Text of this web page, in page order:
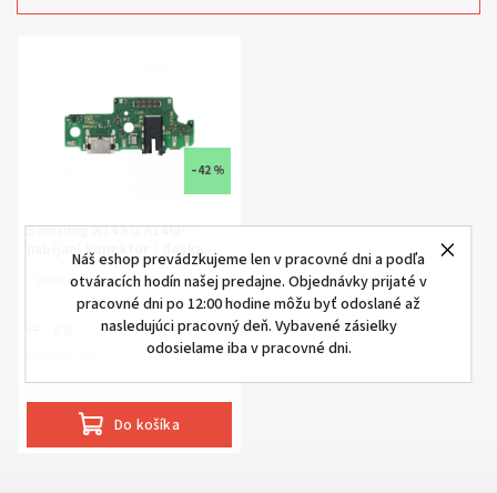
Náš eshop prevádzkujeme len v pracovné dni a podľa
otváracích hodín našej predajne. Objednávky prijaté v
pracovné dni po 12:00 hodine môžu byť odoslané až
nasledujúci pracovný deň. Vybavené zásielky
odosielame iba v pracovné dni.
Najdrahšie
–42 %
Samsung A14 5G A146P -
nabíjací konektor / doska
Skladom (>5 ks)
Do košíka